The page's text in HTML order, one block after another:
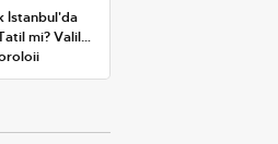
İstanbul'da
mi? Valilik